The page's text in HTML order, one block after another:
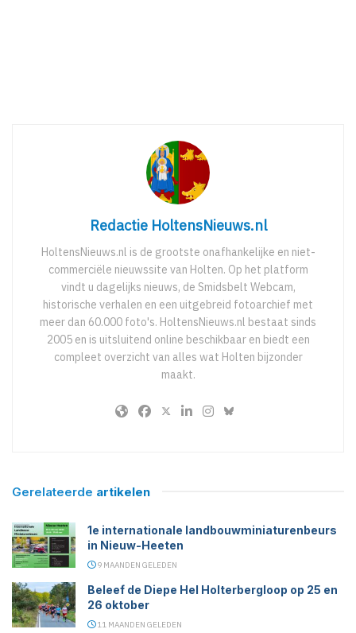
Redactie HoltensNieuws.nl
HoltensNieuws.nl is de grootste onafhankelijke en niet-
commerciële nieuwssite van Holten. Op het platform
vindt u dagelijks nieuws, de Smidsbelt Webcam,
historische verhalen en een uitgebreid fotoarchief met
meer dan 60.000 foto's. HoltensNieuws.nl bestaat sinds
2005 en is uitsluitend online beschikbaar en biedt een
compleet overzicht van alles wat Holten bijzonder
maakt.
Gerelateerde artikelen
1e internationale landbouwminiaturenbeurs
in Nieuw-Heeten
9 MAANDEN GELEDEN
Beleef de Diepe Hel Holterbergloop op 25 en
26 oktober
11 MAANDEN GELEDEN